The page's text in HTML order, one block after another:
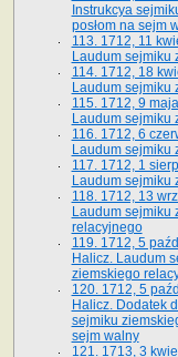
Instrukcya
posłom na sejm
113. 1712, 11
Laudum sejmiku
114. 1712, 18
Laudum sejmiku
115. 1712, 9
Laudum sejmiku
116. 1712, 6
Laudum sejmiku
117. 1712, 1
Laudum sejmiku
118. 1712, 13
Laudum sejmiku
relacyjnego
119. 1712, 5
Halicz. Laudum
ziemskiego
120. 1712, 5
Halicz. Dodatek
sejmiku
sejm walny
121. 1713, 3